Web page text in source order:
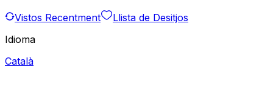
Vistos Recentment
Llista de Desitjos
Idioma
Català